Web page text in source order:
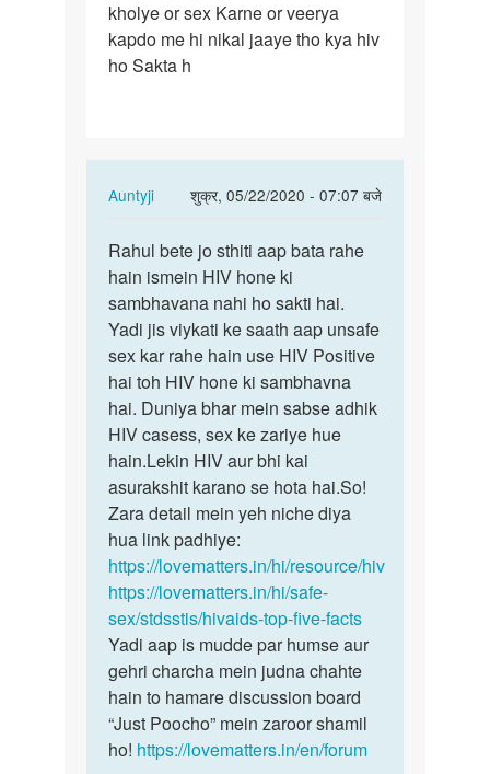
ji
kya
hiv
kholye or sex Karne or veerya
kapdo me hi nikal jaaye tho kya hiv
ho Sakta h
Auntyji
शुक्र, 05/22/2020 - 07:07 बजे
In
to
Medam
ji
kya
hiv
kapdo
NAA…
by
Rahul
Rahul
bete
jo
sthiti
aap…
Rahul bete jo sthiti aap bata rahe
hain ismein HIV hone ki
sambhavana nahi ho sakti hai.
Yadi jis viykati ke saath aap unsafe
sex kar rahe hain use HIV Positive
hai toh HIV hone ki sambhavna
hai. Duniya bhar mein sabse adhik
HIV casess, sex ke zariye hue
hain.Lekin HIV aur bhi kai
asurakshit karano se hota hai.So!
Zara detail mein yeh niche diya
hua link padhiye:
https://lovematters.in/hi/resource/hiv
https://lovematters.in/hi/safe-
sex/stdsstis/hivaids-top-five-facts
Yadi aap is mudde par humse aur
gehri charcha mein judna chahte
hain to hamare discussion board
“Just Poocho” mein zaroor shamil
ho! https://lovematters.in/en/forum